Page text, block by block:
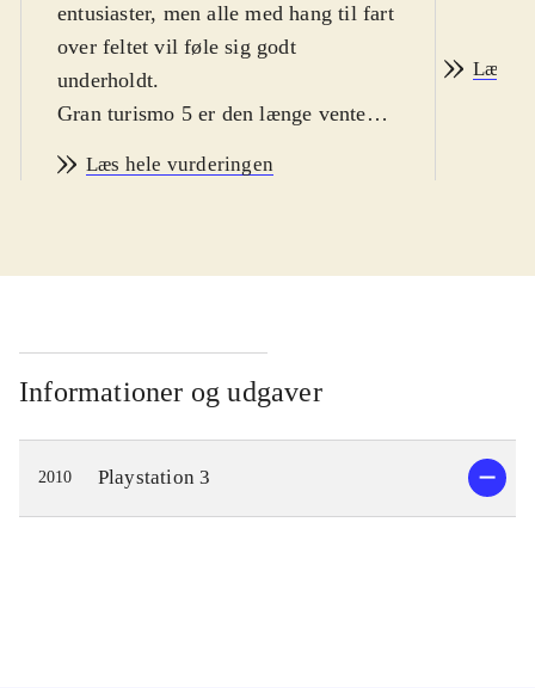
entusiaster, men alle med hang til fart
over feltet vil føle sig godt
underholdt.
Gran turismo 5 er den længe ventede
Du kan vælge realistisk GT mode,
samme vælger en bil og racer mod
player. Du kan vælge mellem 1031
virkelige bilmodeller fx Lamborghini
og Mercedes. For første gang i serien
kan man online race mod op til 15
modstandere. Bilfysikken, lyseffekter
og lyde virker så realistisk, at det
andre baner. I spillets hoveddel, GT
Læs hele vurderingen
Læs
Informationer og udgaver
2010 Playstation 3